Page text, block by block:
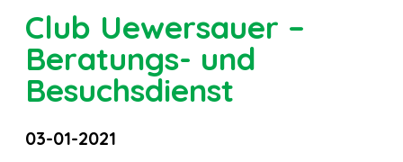
Club Uewersauer –
Beratungs- und
Besuchsdienst
03-01-2021